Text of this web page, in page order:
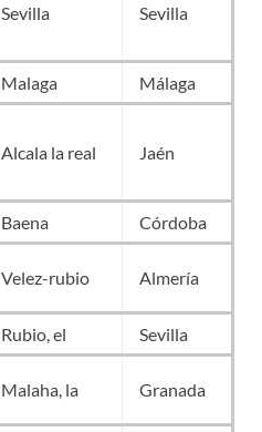
Sevilla Sevilla
Malaga
Málaga
Alcala la real Jaén
Baena
Córdoba
Velez-rubio Almería
Rubio, el
Sevilla
Malaha, la Granada